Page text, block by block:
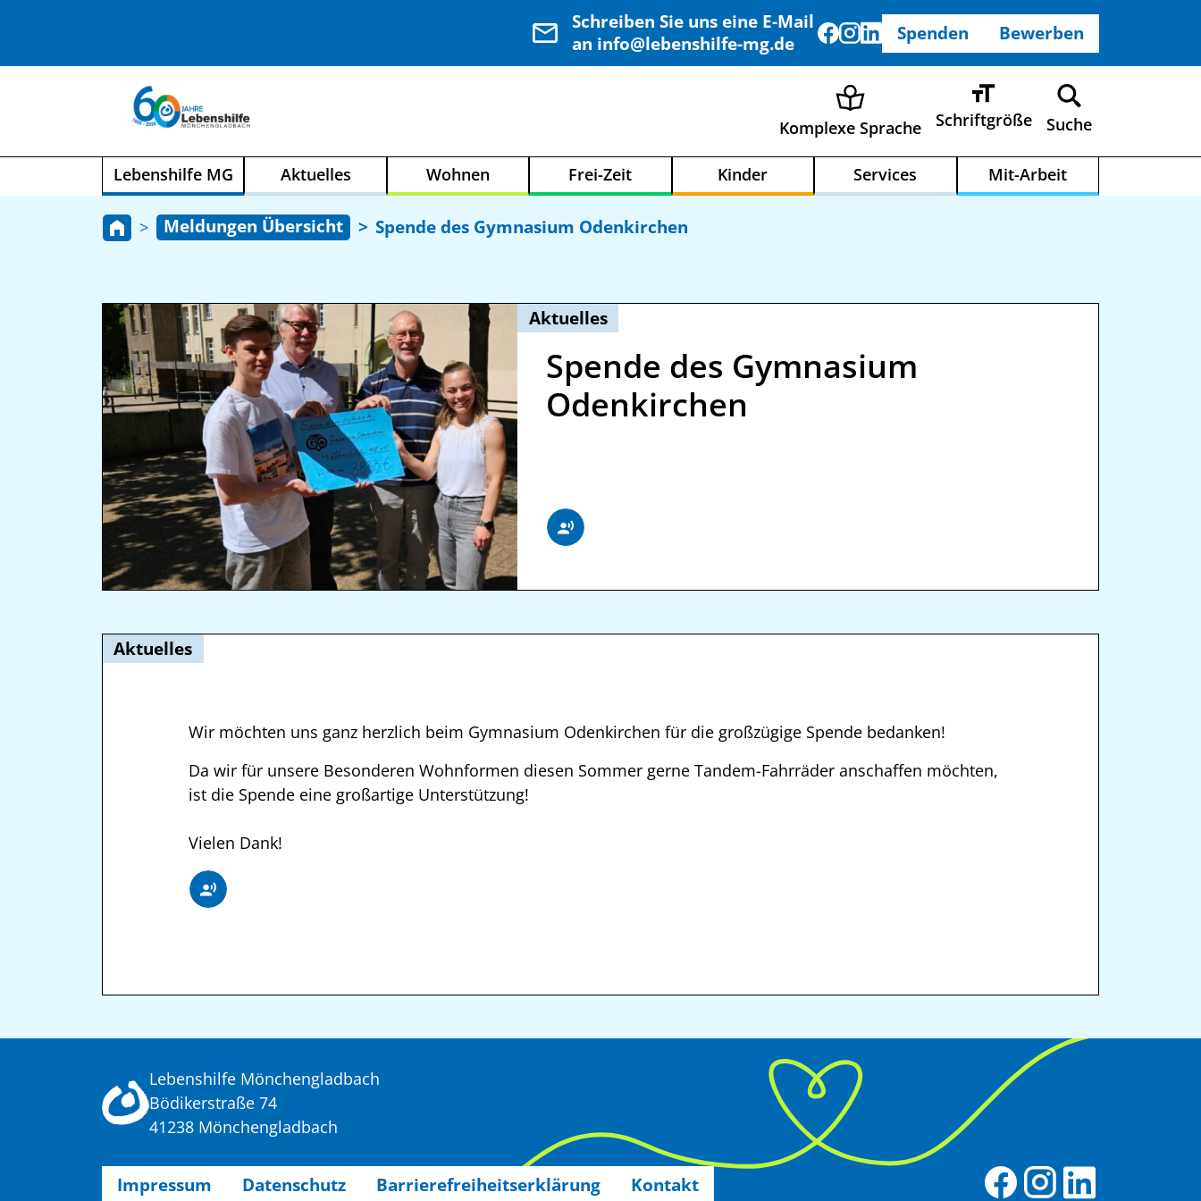
Schreiben Sie uns eine E-Mail
an info@lebenshilfe-mg.de
Spenden Bewerben
Komplexe Sprache Schriftgröße Suche
Lebenshilfe MG Aktuelles Wohnen Frei-Zeit Kinder Services Mit-Arbeit
Meldungen Übersicht Spende des Gymnasium Odenkirchen
Aktuelles
Spende des Gymnasium
Odenkirchen
Aktuelles
Wir möchten uns ganz herzlich beim Gymnasium Odenkirchen für die großzügige Spende bedanken!
Da wir für unsere Besonderen Wohnformen diesen Sommer gerne Tandem-Fahrräder anschaffen möchten,
ist die Spende eine großartige Unterstützung!
Vielen Dank!
Lebenshilfe Mönchengladbach
Bödikerstraße 74
41238 Mönchengladbach
Impressum Datenschutz Barrierefreiheitserklärung Kontakt